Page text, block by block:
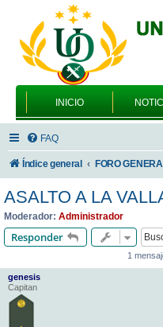
INICIO
FAQ
Índice general
ASALTO A LA
Moderador: Administrador
Responder
1
genesis
Capitan